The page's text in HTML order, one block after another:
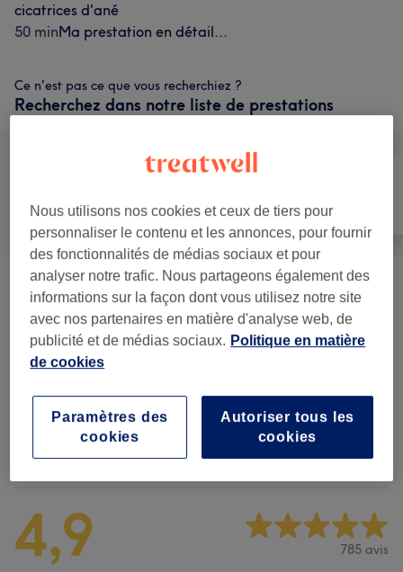
cicatrices d'ané
50 minMa prestation en détail...
Ce n'est pas ce que vous recherchiez ?
Recherchez dans notre liste de prestations
Tout Épilation
Femme - Épilation À La Cire Visage &
Corps
(18)
à partir de 6 €
Homme - Épilation À La
Avis sur l'établissement
4,9 785 avis
Nous utilisons nos cookies et ceux de tiers pour
personnaliser le contenu et les annonces, pour fournir
des fonctionnalités de médias sociaux et pour
analyser notre trafic. Nous partageons également des
informations sur la façon dont vous utilisez notre site
avec nos partenaires en matière d'analyse web, de
publicité et de médias sociaux. Politique en matière
de cookies
Autoriser tous les
cookies
Paramètres des
cookies